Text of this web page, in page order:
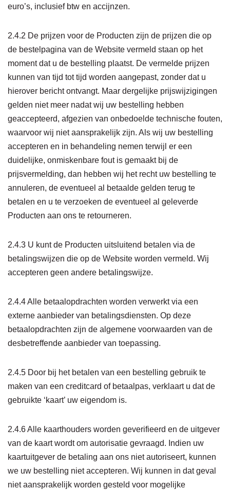
euro’s, inclusief btw en accijnzen.
2.4.2 De prijzen voor de Producten zijn de prijzen die op
de bestelpagina van de Website vermeld staan op het
moment dat u de bestelling plaatst. De vermelde prijzen
kunnen van tijd tot tijd worden aangepast, zonder dat u
hierover bericht ontvangt. Maar dergelijke prijswijzigingen
gelden niet meer nadat wij uw bestelling hebben
geaccepteerd, afgezien van onbedoelde technische fouten,
waarvoor wij niet aansprakelijk zijn. Als wij uw bestelling
accepteren en in behandeling nemen terwijl er een
duidelijke, onmiskenbare fout is gemaakt bij de
prijsvermelding, dan hebben wij het recht uw bestelling te
annuleren, de eventueel al betaalde gelden terug te
betalen en u te verzoeken de eventueel al geleverde
Producten aan ons te retourneren.
2.4.3 U kunt de Producten uitsluitend betalen via de
betalingswijzen die op de Website worden vermeld. Wij
accepteren geen andere betalingswijze.
2.4.4 Alle betaalopdrachten worden verwerkt via een
externe aanbieder van betalingsdiensten. Op deze
betaalopdrachten zijn de algemene voorwaarden van de
desbetreffende aanbieder van toepassing.
2.4.5 Door bij het betalen van een bestelling gebruik te
maken van een creditcard of betaalpas, verklaart u dat de
gebruikte ‘kaart’ uw eigendom is.
2.4.6 Alle kaarthouders worden geverifieerd en de uitgever
van de kaart wordt om autorisatie gevraagd. Indien uw
kaartuitgever de betaling aan ons niet autoriseert, kunnen
we uw bestelling niet accepteren. Wij kunnen in dat geval
niet aansprakelijk worden gesteld voor mogelijke